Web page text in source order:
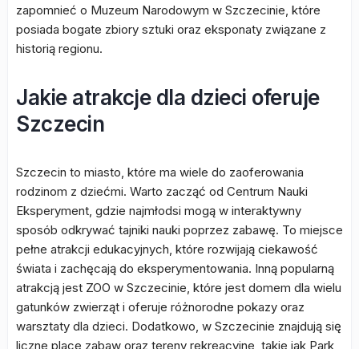
zapomnieć o Muzeum Narodowym w Szczecinie, które
posiada bogate zbiory sztuki oraz eksponaty związane z
historią regionu.
Jakie atrakcje dla dzieci oferuje
Szczecin
Szczecin to miasto, które ma wiele do zaoferowania
rodzinom z dziećmi. Warto zacząć od Centrum Nauki
Eksperyment, gdzie najmłodsi mogą w interaktywny
sposób odkrywać tajniki nauki poprzez zabawę. To miejsce
pełne atrakcji edukacyjnych, które rozwijają ciekawość
świata i zachęcają do eksperymentowania. Inną popularną
atrakcją jest ZOO w Szczecinie, które jest domem dla wielu
gatunków zwierząt i oferuje różnorodne pokazy oraz
warsztaty dla dzieci. Dodatkowo, w Szczecinie znajdują się
liczne place zabaw oraz tereny rekreacyjne, takie jak Park